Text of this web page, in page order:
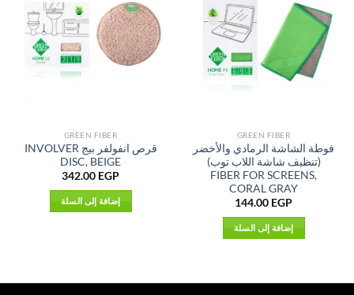
GREEN FIBER
فوطة الشاشة الرمادي والأخضر
(تنظيف شاشة اللاب توب)
FIBER FOR SCREENS,
CORAL GRAY
144.00 EGP
إضافة إلى السلة
GREEN FIBER
قرص انفولفر بيج INVOLVER
DISC, BEIGE
342.00 EGP
إضافة إلى السلة